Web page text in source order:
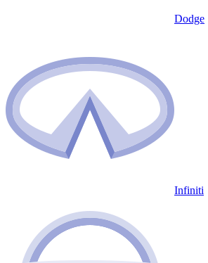
Dodge
Infiniti